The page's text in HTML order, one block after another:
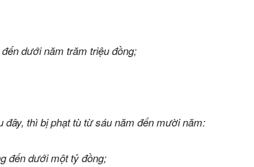
dưới năm trăm triệu đồng;
thì bị phạt tù từ sáu năm đến mười năm:
đến dưới một tỷ đồng;